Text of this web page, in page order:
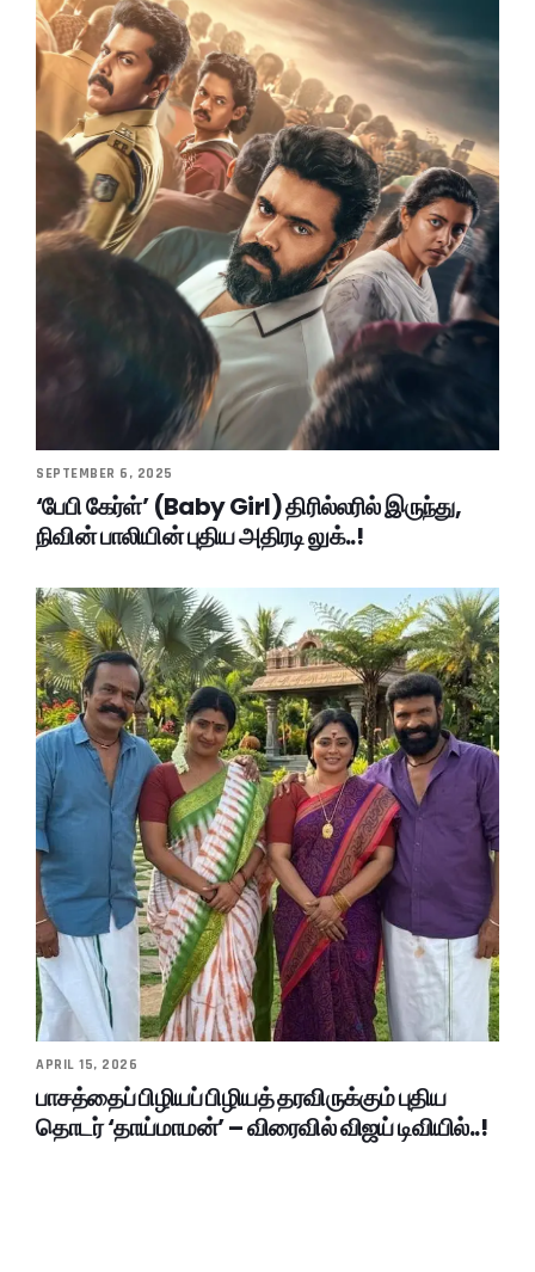
SEPTEMBER 6, 2025
‘பேபி கேர்ள்’ (Baby Girl) திரில்லரில் இருந்து,
நிவின் பாலியின் புதிய அதிரடி லுக்..!
APRIL 15, 2026
பாசத்தைப் பிழியப் பிழியத் தரவிருக்கும் புதிய
தொடர் ‘தாய்மாமன்’ – விரைவில் விஜய் டிவியில்..!